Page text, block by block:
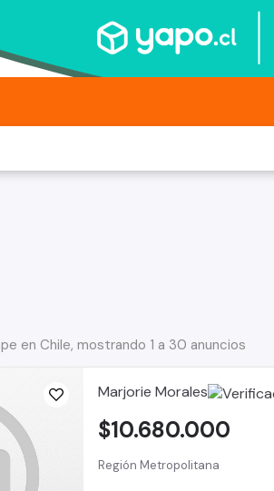
en Chile, mostrando 1 a 30 anuncios
Marjorie Morales
Región Metropolitana
$10.680.000